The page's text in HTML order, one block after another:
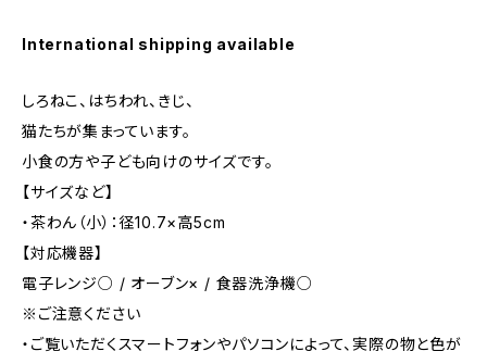
International shipping available
しろねこ、はちわれ、きじ、
猫たちが集まっています。
小食の方や子ども向けのサイズです。
【サイズなど】
・茶わん（小）：径10.7×高5cm
【対応機器】
電子レンジ○ / オーブン× / 食器洗浄機○
※ご注意ください
・ご覧いただくスマートフォンやパソコンによって、実際の物と色が